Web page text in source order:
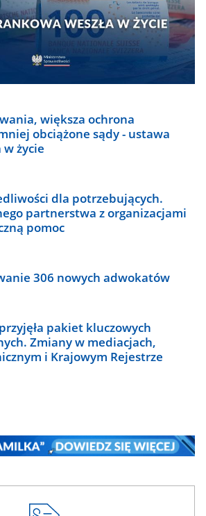
większa ochrona
obciążone sądy - ustawa
w życie
dla potrzebujących.
partnerstwa z organizacjami
pomoc
306 nowych adwokatów
pakiet kluczowych
Zmiany w mediacjach,
i Krajowym Rejestrze